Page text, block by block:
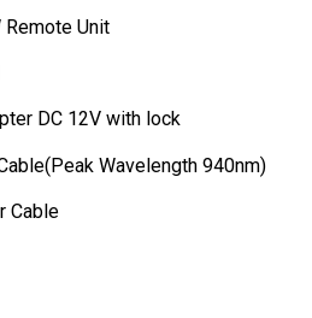
Remote Unit
DC 12V with lock
Wavelength 940nm)
Cable